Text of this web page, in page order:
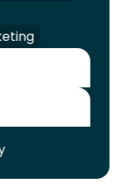
Contact